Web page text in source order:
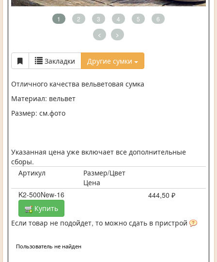
1 2 3 4 5 6
< >
Закладки Другие сумки
Отличного качества вельветовая сумка
Материал: вельвет
Размер: см.фото
Указанная цена уже включает все дополнительные
сборы.
Артикул
Размер/Цвет
Цена
K2-500New-16
444,50 ₽
Купить
Если товар не подойдет, то можно сдать в пристрой
Пользователь не найден